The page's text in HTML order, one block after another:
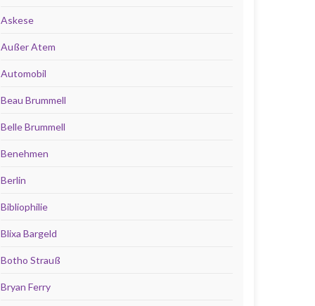
Askese
Außer Atem
Automobil
Beau Brummell
Belle Brummell
Benehmen
Berlin
Bibliophilie
Blixa Bargeld
Botho Strauß
Bryan Ferry